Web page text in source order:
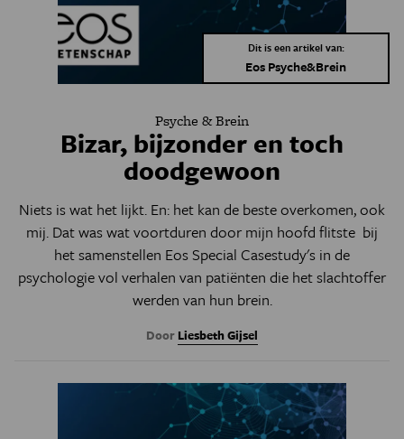
Dit is een artikel van:
Eos Psyche&Brein
Psyche & Brein
Bizar, bijzonder en toch
doodgewoon
Niets is wat het lijkt. En: het kan de beste overkomen, ook
mij. Dat was wat voortduren door mijn hoofd flitste bij
het samenstellen Eos Special Casestudy's in de
psychologie vol verhalen van patiënten die het slachtoffer
werden van hun brein.
Door Liesbeth Gijsel